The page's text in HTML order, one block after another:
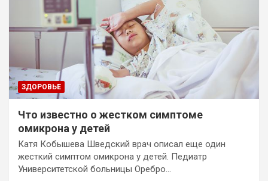
ЗДОРОВЬЕ
Что известно о жестком симптоме
омикрона у детей
Катя Кобышева Шведский врач описал еще один
жесткий симптом омикрона у детей. Педиатр
Университетской больницы Оребро…